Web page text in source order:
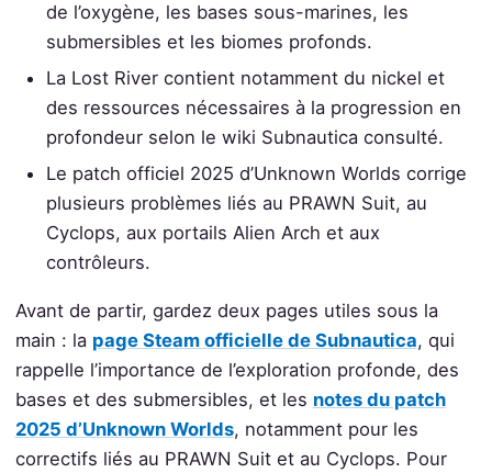
de l’oxygène, les bases sous-marines, les
submersibles et les biomes profonds.
La Lost River contient notamment du nickel et
des ressources nécessaires à la progression en
profondeur selon le wiki Subnautica consulté.
Le patch officiel 2025 d’Unknown Worlds corrige
plusieurs problèmes liés au PRAWN Suit, au
Cyclops, aux portails Alien Arch et aux
contrôleurs.
Avant de partir, gardez deux pages utiles sous la
main : la page Steam officielle de Subnautica, qui
rappelle l’importance de l’exploration profonde, des
bases et des submersibles, et les notes du patch
2025 d’Unknown Worlds, notamment pour les
correctifs liés au PRAWN Suit et au Cyclops. Pour